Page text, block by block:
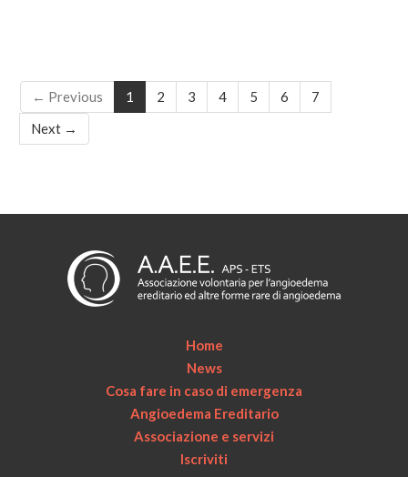
← Previous 1 2 3 4 5 6
7
Next →
Home
News
Cosa fare in caso di emergenza
Angioedema Ereditario
Associazione e servizi
Iscriviti